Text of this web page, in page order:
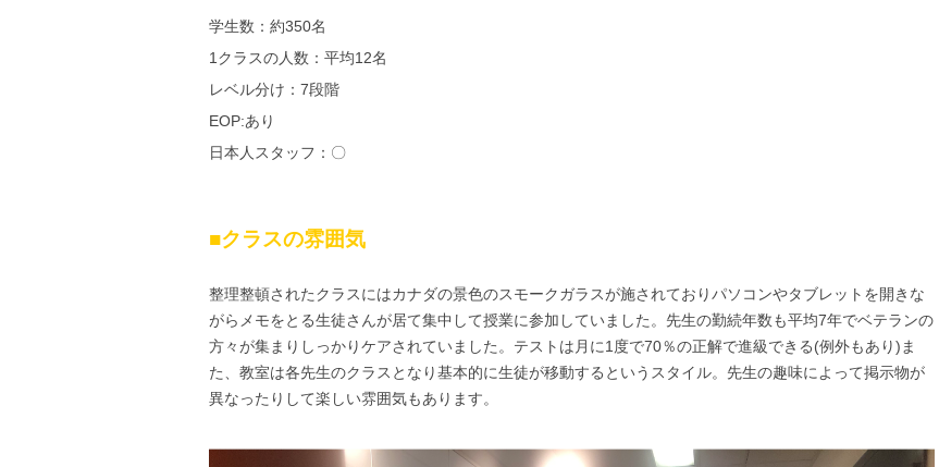
学生数：約350名
1クラスの人数：平均12名
レベル分け：7段階
EOP:あり
日本人スタッフ：〇
■クラスの雰囲気
整理整頓されたクラスにはカナダの景色のスモークガラスが施されておりパソコンやタブレットを開きな
がらメモをとる生徒さんが居て集中して授業に参加していました。先生の勤続年数も平均7年でベテランの
方々が集まりしっかりケアされていました。テストは月に1度で70％の正解で進級できる(例外もあり)ま
た、教室は各先生のクラスとなり基本的に生徒が移動するというスタイル。先生の趣味によって掲示物が
異なったりして楽しい雰囲気もあります。